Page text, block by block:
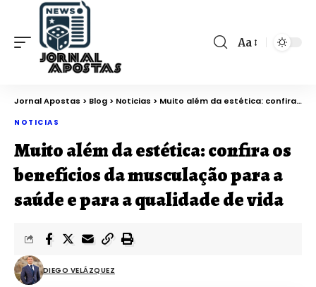
Aa
Jornal Apostas > Blog > Noticias > Muito além da estética: confira os benefícios da musculação para a saúde e para a qualidade de vida
NOTICIAS
Muito além da estética: confira os
benefícios da musculação para a
saúde e para a qualidade de vida
DIEGO VELÁZQUEZ